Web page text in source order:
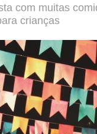
com muitas
crianças